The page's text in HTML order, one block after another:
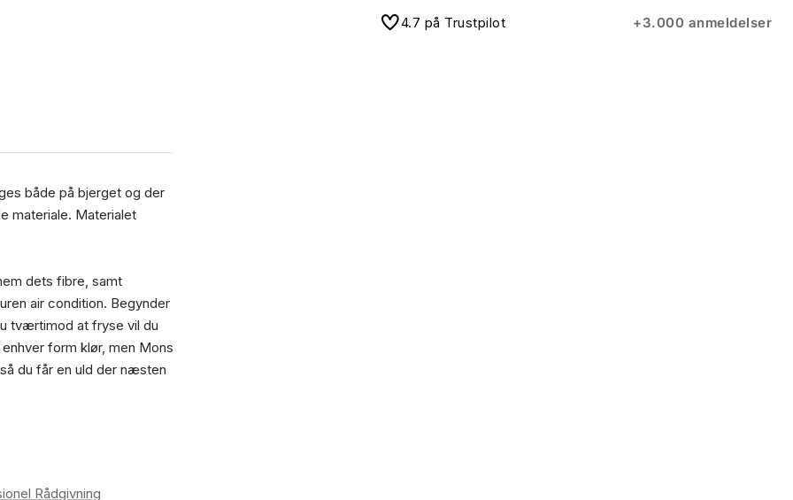
4.7 på Trustpilot +3.000 anmeldelser
både på bjerget og der
materiale. Materialet
dets fibre, samt
air condition. Begynder
tværtimod at fryse vil du
form klør, men Mons
du får en uld der næsten
Rådgivning